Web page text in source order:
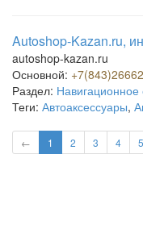
Autoshop-Kazan.ru,
autoshop-kazan.ru
Основной:
Раздел:
Теги: Автоаксессуары,
← 1 2 3 4 5